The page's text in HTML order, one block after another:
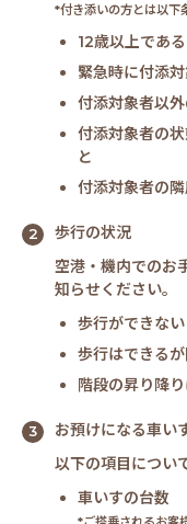
*付き添いの方とは以下
12歳以上であ
緊急時に付添
付添対象者以
付添対象者の
と
付添対象者の
歩行の状況
空港・機内でのお
知らせください。
歩行ができない
歩行はできる
階段の昇り降
お預けになる車い
以下の項目につい
車いすの台数